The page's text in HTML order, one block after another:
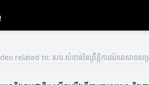
related to: សារៈសំខាន់នៃព្រឹត្តិការណ៍នេសាទសម្រ